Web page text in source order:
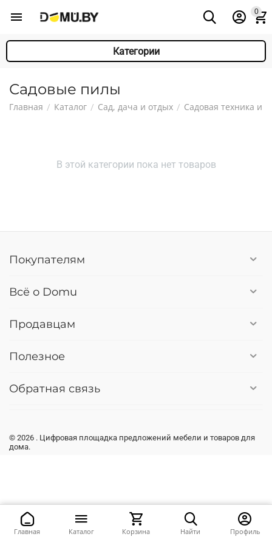
0
Категории
Садовые пилы
Главная / Каталог / Сад, дача и отдых / Садовая техника и
В этой категории пока нет товаров
Покупателям
Всё о Domu
Продавцам
Полезное
Обратная связь
© 2026 . Цифровая площадка предложений мебели и товаров для
дома.
Главная Каталог Найти
Корзина Профиль